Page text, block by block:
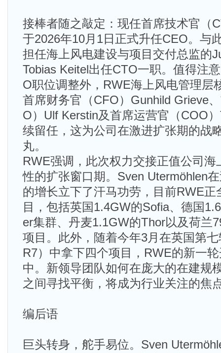
接棒者随之敲定：现任首席技术官（
于2026年10月1日正式升任CEO。与
担任海上风电建设与项目交付总监的
Tobias Keitel出任CTO一职。值得注
O职位调整外，RWE海上风电管理层
首席财务官（CFO）Gunhild Grieve
O）Ulf Kerstin及首席运营官（COO
续留任，这为公司在激进扩张期的战
丸。
RWE强调，此次权力交接正值公司
性的扩张窗口期。Sven Utermöhlen
的增长立下了汗马功劳，目前RWE正
目，包括英国1.4GW的Sofia、德国
er集群、丹麦1.1GW的Thor以及荷兰
项目。此外，随着今年3月在英国第
R7）中拿下四个项目，RWE的新一
中。新领导团队如何在庞大的在建规
之间寻找平衡，将成为行业关注的焦
编后语
巨头转身，舵手易位。Sven